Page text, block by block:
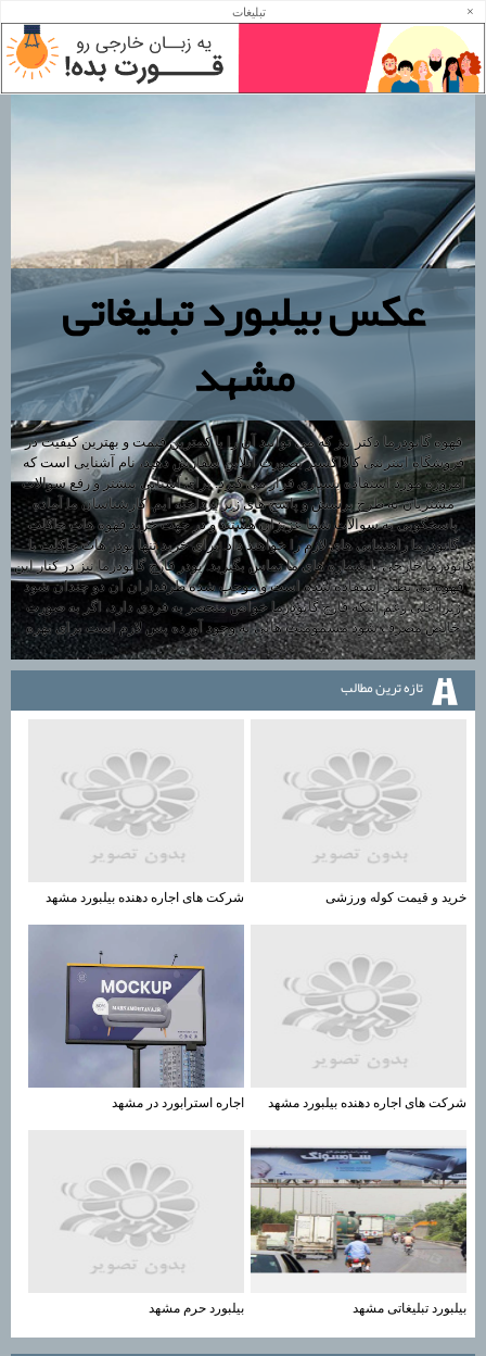
عکس بیلبورد تبلیغاتی
مشهد
قهوه گانودرما دکتر بیز که می توانید آن را با کمترین قیمت و بهترین کیفیت در
فروشگاه اینترنتی کالااکسیر بصورت آنلاین سفارش دهید، نام آشنایی است که
امروزه مورد استفاده بسیاری قرار می گیرد. برای آشنایی بیشتر و رفع سوالات
مشتریان به طرح پرسش و پاسخ های زیر پرداخته ایم. کارشناسان ما آماده
پاسخگویی به سوالات شما عزیزان هستند و در جهت خرید قهوه هات چاکلت
گانودرما راهنمایی های لازم را خواهند داد. برای خرید تنها پودر هات چاکلت با
گانودرما خارجی با شماره های ما تماس بگیرید. پودر قارچ گانودرما نیز در کنار این
قهوه بی نظیر استفاده شده است و موجب شده طرفداران آن دو چندان شود
زیرا علی رغم اینکه قارچ گانودرما خواص منحصر به فردی دارد، اگر به صورت
خالص مصرف شود مسمومیت هایی به وجود آورده پس لازم است برای بهره
تازه ترين مطالب
خرید و قیمت کوله ورزشی شرکت های اجاره دهنده بیلبورد مشهد
شرکت های اجاره دهنده بیلبورد مشهد اجاره استرابورد در مشهد
بیلبورد تبلیغاتی مشهد بیلبورد حرم مشهد
تبلیغات ×